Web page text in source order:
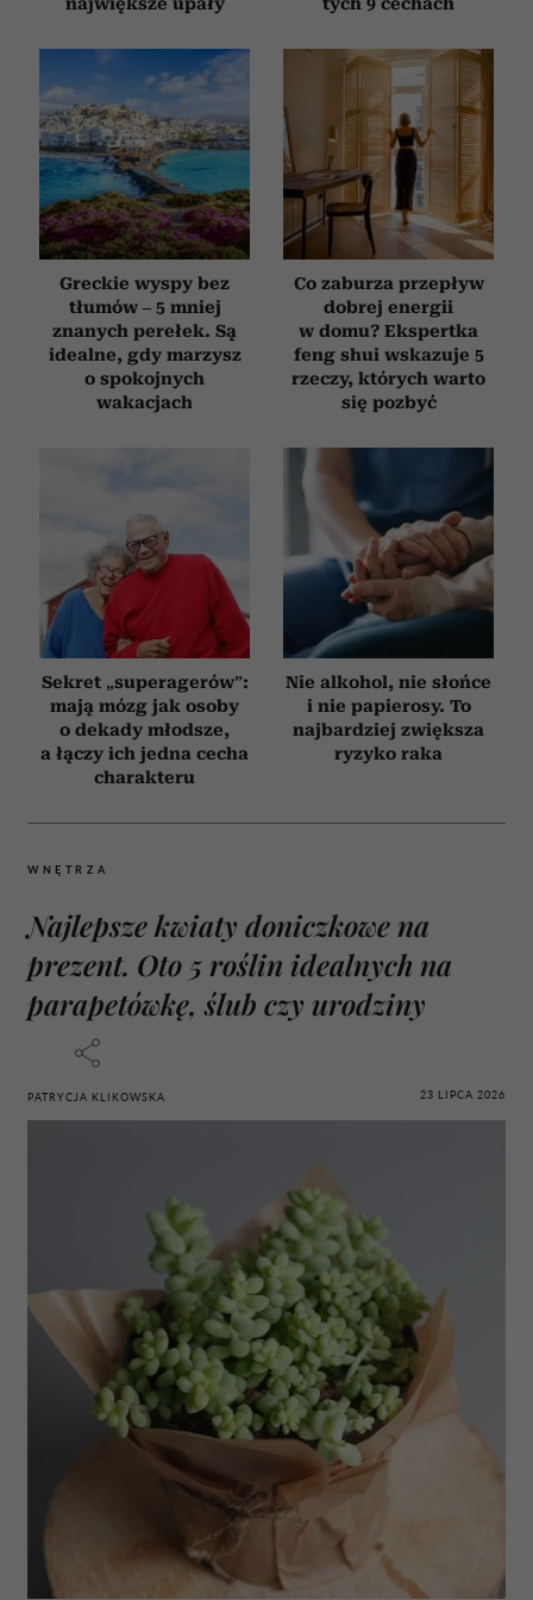
i reklam, aby oferować funkcje społecznościowe i
analizować ruch w naszej witrynie. Informacje o tym, jak
korzystasz z naszej witryny, udostępniamy partnerom
społecznościowym, reklamowym i analitycznym.
Partnerzy mogą połączyć te informacje z innymi danymi
otrzymanymi od Ciebie lub uzyskanymi podczas
korzystania z ich usług.
Greckie wyspy bez
tłumów – 5 mniej
znanych perełek. Są
idealne, gdy marzysz
o spokojnych
wakacjach
Co zaburza przepływ
dobrej energii
w domu? Ekspertka
feng shui wskazuje 5
rzeczy, których warto
się pozbyć
Sekret „superagerów”:
mają mózg jak osoby
o dekady młodsze,
a łączy ich jedna cecha
charakteru
Nie alkohol, nie słońce
i nie papierosy. To
najbardziej zwiększa
ryzyko raka
WNĘTRZA
Najlepsze kwiaty doniczkowe na
prezent. Oto 5 roślin idealnych na
parapetówkę, ślub czy urodziny
PATRYCJA KLIKOWSKA 23 LIPCA 2026